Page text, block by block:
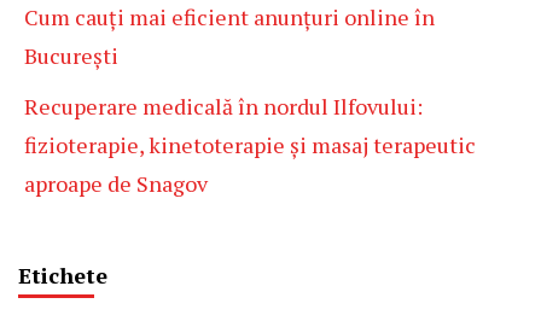
Cum cauți mai eficient anunțuri online în
București
Recuperare medicală în nordul Ilfovului:
fizioterapie, kinetoterapie și masaj terapeutic
aproape de Snagov
Etichete